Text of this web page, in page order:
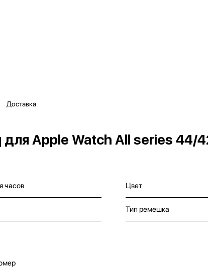
Доставка
Apple Watch All series 44/
часов Цвет
Тип ремешка